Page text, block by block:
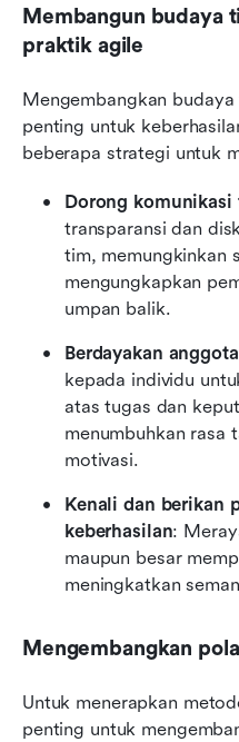
Membangun budaya
praktik agile
Mengembangkan
penting untuk
beberapa strategi untuk
Dorong komunikasi
transparansi dan
tim, memungkinkan
mengungkapkan
umpan balik.
Berdayakan
kepada individu
atas tugas dan
menumbuhkan rasa
motivasi.
Kenali dan berikan
keberhasilan:
maupun besar
meningkatkan
Mengembangkan
Untuk menerapkan
penting untuk